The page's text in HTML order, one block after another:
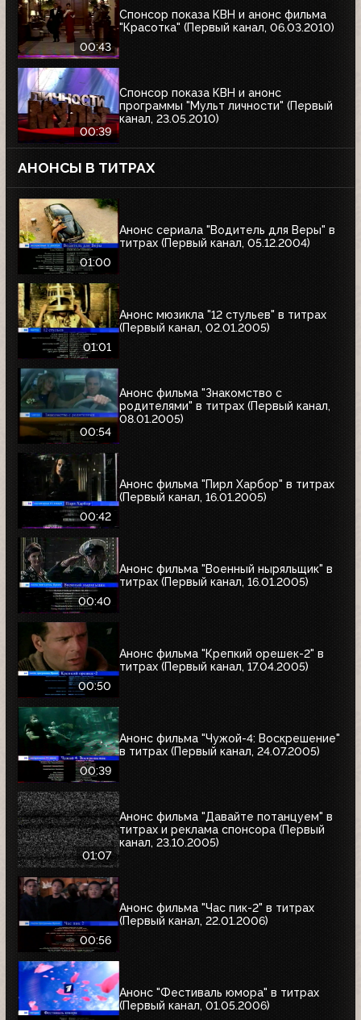
00:43
Спонсор показа КВН и анонс фильма
"Красотка" (Первый канал, 06.03.2010)
00:39
Спонсор показа КВН и анонс
программы "Мульт личности" (Первый
канал, 23.05.2010)
АНОНСЫ В ТИТРАХ
01:00
Анонс сериала "Водитель для Веры" в
титрах (Первый канал, 05.12.2004)
01:01
Анонс мюзикла "12 стульев" в титрах
(Первый канал, 02.01.2005)
00:54
Анонс фильма "Знакомство с
родителями" в титрах (Первый канал,
08.01.2005)
00:42
Анонс фильма "Пирл Харбор" в титрах
(Первый канал, 16.01.2005)
00:40
Анонс фильма "Военный ныряльщик" в
титрах (Первый канал, 16.01.2005)
00:50
Анонс фильма "Крепкий орешек-2" в
титрах (Первый канал, 17.04.2005)
00:39
Анонс фильма "Чужой-4: Воскрешение"
в титрах (Первый канал, 24.07.2005)
01:07
Анонс фильма "Давайте потанцуем" в
титрах и реклама спонсора (Первый
канал, 23.10.2005)
00:56
Анонс фильма "Час пик-2" в титрах
(Первый канал, 22.01.2006)
Анонс "Фестиваль юмора" в титрах
(Первый канал, 01.05.2006)